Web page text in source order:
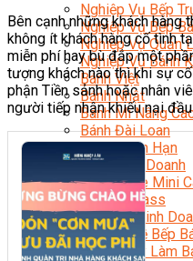
Nghiệp Vụ Bếp
Nghiệp Vụ Bếp
Nghiệp Vụ Quản
Nghiệp Vụ Bánh
Bánh Việt
Bánh Nhật
Bánh Mì Nâng
Bánh Đài Loan
Bánh Ngắn Hạn
Bánh Kinh Doanh
Handmade Mini
Master Class
Bí Quyết Kinh
Chuyên Đề Bếp
Video Dạy Làm
Bên cạnh những khách hàng
không ít khách hàng cố tình
miễn phí hay bù đắp một
tượng khách nào thì khi sự
phận Tiền sảnh hoặc nhân
người tiếp nhận khiếu nại